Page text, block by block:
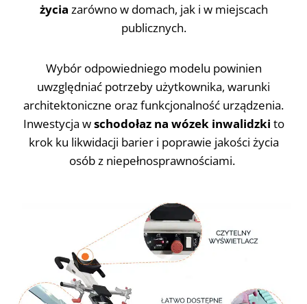
życia zarówno w domach, jak i w miejscach
publicznych.
Wybór odpowiedniego modelu powinien
uwzględniać potrzeby użytkownika, warunki
architektoniczne oraz funkcjonalność urządzenia.
Inwestycja wschodołaz na wózek inwalidzki to
krok ku likwidacji barier i poprawie jakości życia
osób z niepełnosprawnościami.